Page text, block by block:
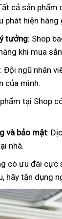
cả sản phẩm
phát hiện
tưởng: Shop
khi mua
: Đội ngũ nhân
của mình.
tại Shop
và bảo mật:
nhà.
có ưu đãi cực
hãy tận dụng